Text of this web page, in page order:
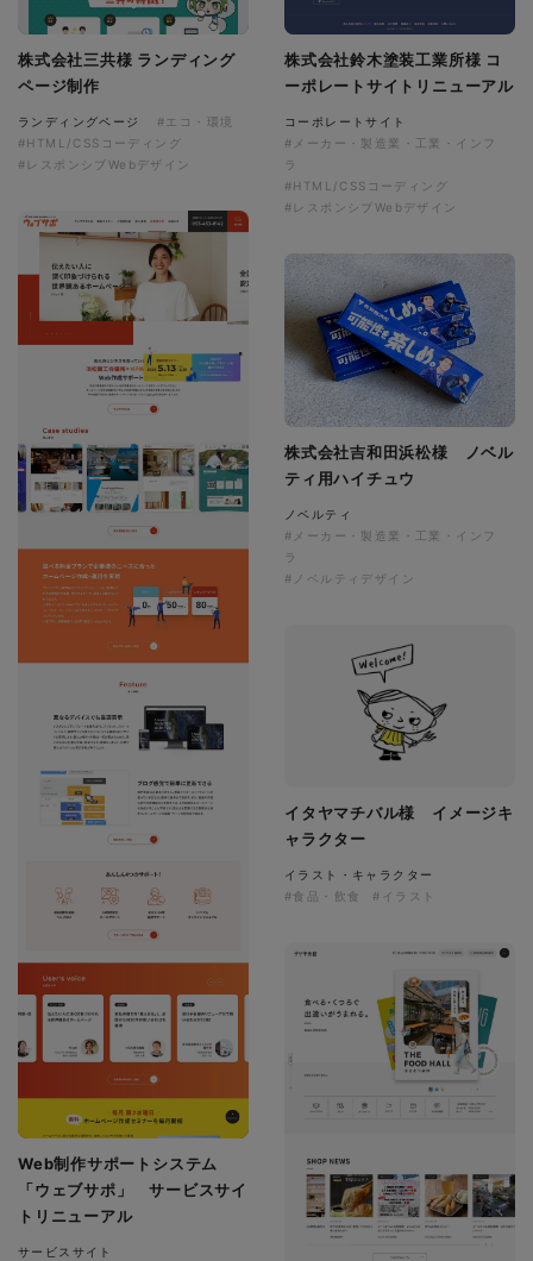
株式会社三共様 ランディング
ページ制作
ランディングページ
#エコ・環境
#HTML/CSSコーディング
#レスポンシブWebデザイン
株式会社鈴木塗装工業所様 コ
ーポレートサイトリニューアル
コーポレートサイト
#メーカー・製造業・工業・インフ
ラ
#HTML/CSSコーディング
#レスポンシブWebデザイン
Web制作サポートシステム
「ウェブサポ」 サービスサイ
トリニューアル
サービスサイト
株式会社吉和田浜松様 ノベル
ティ用ハイチュウ
ノベルティ
#メーカー・製造業・工業・インフ
ラ
#ノベルティデザイン
イタヤマチバル様 イメージキ
ャラクター
イラスト・キャラクター
#食品・飲食
#イラスト